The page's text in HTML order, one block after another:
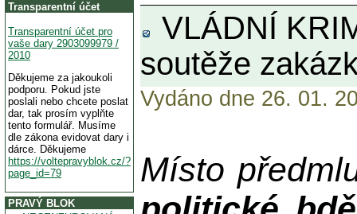
Transparentní účet
Transparentní účet pro
vaše dary 2903099979 /
2010
Děkujeme za jakoukoli
podporu. Pokud jste
poslali nebo chcete poslat
dar, tak prosím vyplňte
tento formulář. Musíme
dle zákona evidovat dary i
dárce. Děkujeme
https://voltepravyblok.cz/?
page_id=79
PRAVÝ BLOK
VLÁDNÍ
soutěže
Vydáno dne 26. 01.
Místo